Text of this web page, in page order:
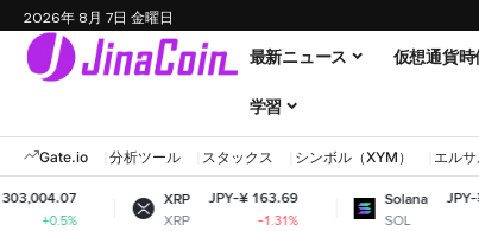
2026年 8月 7日 金曜日
最新ニュース 仮想通貨
学習
Gate.io 分析ツール スタックス シンボル（XYM） エル
XRP
XRP
JPY-¥ 163.69
-1.31%
Solana
SOL
JPY-¥ 11,639.92